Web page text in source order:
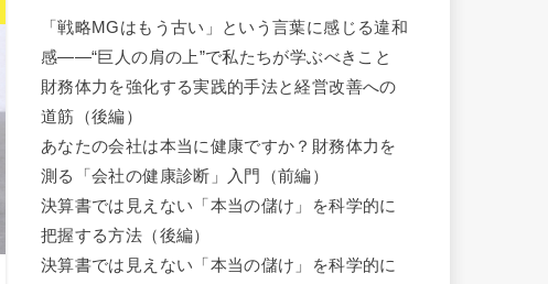
「戦略MGはもう古い」という言葉に感じる違和
感――“巨人の肩の上”で私たちが学ぶべきこと
財務体力を強化する実践的手法と経営改善への
道筋（後編）
あなたの会社は本当に健康ですか？財務体力を
測る「会社の健康診断」入門（前編）
決算書では見えない「本当の儲け」を科学的に
把握する方法（後編）
決算書では見えない「本当の儲け」を科学的に